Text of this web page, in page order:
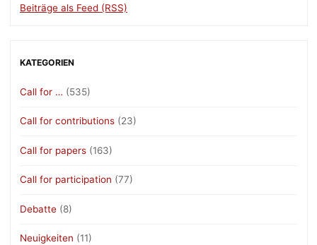
Beiträge als Feed (RSS)
KATEGORIEN
Call for … (535)
Call for contributions (23)
Call for papers (163)
Call for participation (77)
Debatte (8)
Neuigkeiten (11)